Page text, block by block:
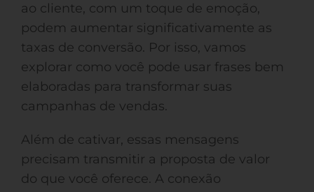
ao cliente, com um toque de emoção,
podem aumentar significativamente as
taxas de conversão. Por isso, vamos
explorar como você pode usar frases bem
elaboradas para transformar suas
campanhas de vendas.
Além de cativar, essas mensagens
precisam transmitir a proposta de valor
do que você oferece. A conexão